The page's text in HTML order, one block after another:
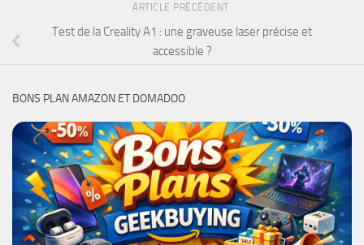
ARTICLE PRÉCÉDENT
Test de la Creality A1 : une graveuse laser précise et
accessible ?
BONS PLAN AMAZON ET DOMADOO